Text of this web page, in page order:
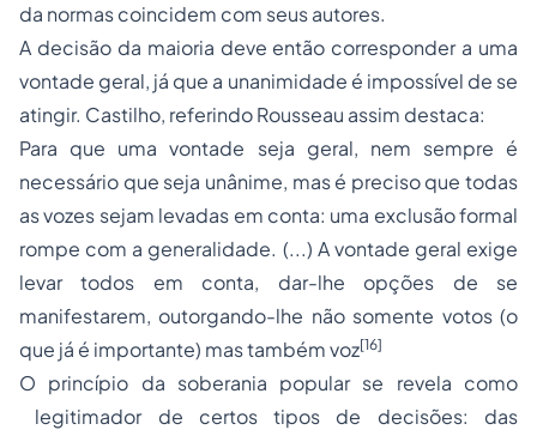
da normas coincidem com seus autores.
A decisão da maioria deve então corresponder a uma
vontade geral, já que a unanimidade é impossível de se
atingir. Castilho, referindo Rousseau assim destaca:
Para que uma vontade seja geral, nem sempre é
necessário que seja unânime, mas é preciso que todas
as vozes sejam levadas em conta: uma exclusão formal
rompe com a generalidade. (...) A vontade geral exige
levar todos em conta, dar-lhe opções de se
manifestarem, outorgando-lhe não somente votos (o
que já é importante) mas também voz[16]
O princípio da soberania popular se revela como
legitimador de certos tipos de decisões: das